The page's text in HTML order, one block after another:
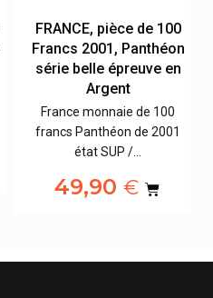
FRANCE, pièce de 100
Francs 2001, Panthéon
série belle épreuve en
Argent
France monnaie de 100
francs Panthéon de 2001
état SUP /…
49,90 €